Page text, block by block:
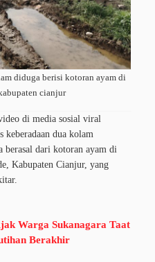
diduga berisi kotoran ayam di
cianjur
di media sosial viral
keberadaan dua kolam
berasal dari kotoran ayam di
Kabupaten Cianjur, yang
Warga Sukanagara Taat
Berakhir